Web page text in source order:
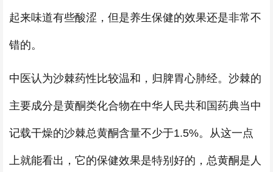
起来味道有些酸涩，但是养生保健的效果还是非常不
错的。
中医认为沙棘药性比较温和，归脾胃心肺经。沙棘的
主要成分是黄酮类化合物在中华人民共和国药典当中
记载干燥的沙棘总黄酮含量不少于1.5%。从这一点
上就能看出，它的保健效果是特别好的，总黄酮是人